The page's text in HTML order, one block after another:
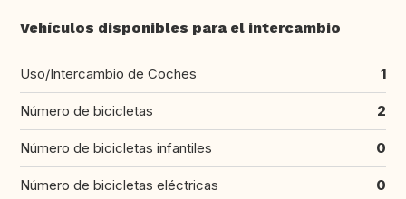
Vehículos disponibles para el intercambio
Uso/Intercambio de Coches 1
Número de bicicletas 2
Número de bicicletas infantiles 0
Número de bicicletas eléctricas 0